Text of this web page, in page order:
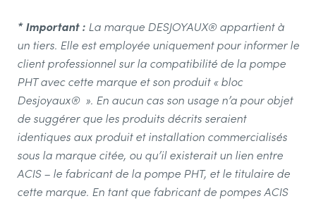
* Important : La marque DESJOYAUX® appartient à
un tiers. Elle est employée uniquement pour informer le
client professionnel sur la compatibilité de la pompe
PHT avec cette marque et son produit « bloc
Desjoyaux® ». En aucun cas son usage n’a pour objet
de suggérer que les produits décrits seraient
identiques aux produit et installation commercialisés
sous la marque citée, ou qu’il existerait un lien entre
ACIS – le fabricant de la pompe PHT, et le titulaire de
cette marque. En tant que fabricant de pompes ACIS